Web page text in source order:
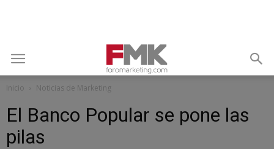
Inicio Noticias de Marketing
El Banco Popular se pone las
pilas